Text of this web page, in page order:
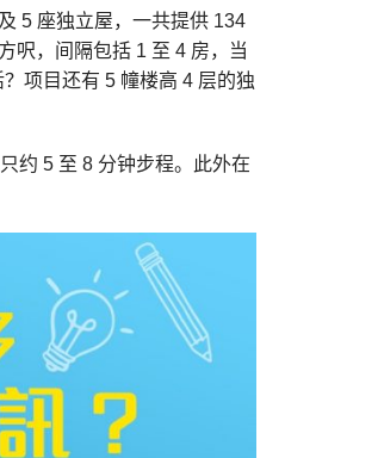
5 座独立屋，一共提供 134
呎，间隔包括 1 至 4 房，当
项目还有 5 幢楼高 4 层的独
约 5 至 8 分钟步程。此外在